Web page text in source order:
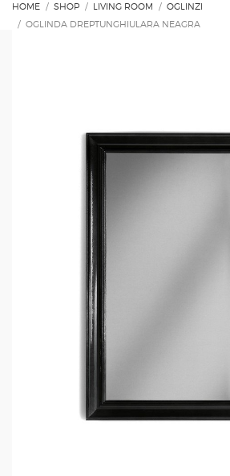
HOME SHOP LIVING ROOM
OGLINZI
OGLINDA DREPTUNGHIULARA NEAGRA